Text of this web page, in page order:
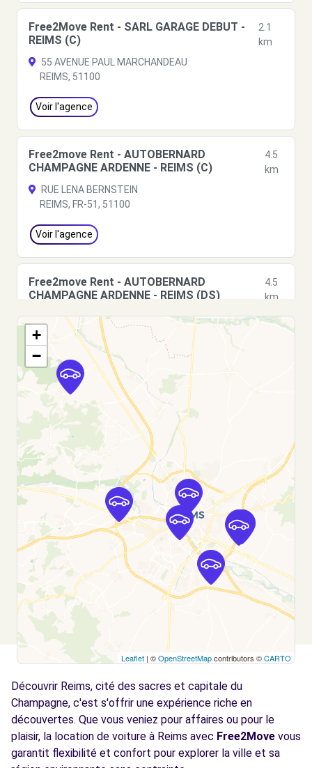
Free2Move Rent - SARL GARAGE DEBUT -
REIMS (C)
2.1
km
55 AVENUE PAUL MARCHANDEAU
REIMS, 51100
Voir l'agence
Free2move Rent - AUTOBERNARD
CHAMPAGNE ARDENNE - REIMS (C)
4.5
km
RUE LENA BERNSTEIN
REIMS, FR-51, 51100
Voir l'agence
Free2move Rent - AUTOBERNARD
CHAMPAGNE ARDENNE - REIMS (DS)
4.5
km
RUE LENA BERNSTEIN
REIMS, FR-51, 51100
Voir l'agence
Free2move Rent - MILLAUTO REIMS -
REIMS (P)
2 - 4 RUE LENA BERNSTEIN
REIMS, FR-51, 51100
Voir l'agence
Free2move Rent - REIMS AUTOMOBILES -
REIMS (LP)
1 Rue Léna Bernstein
REIMS, 51100
Voir l'agence
Free2move Rent - REIMS AUTOMOBILES -
4.6
rue Léna Bernstein
REIMS, FR-51, 51100
Voir l'agence
+
−
Leaflet | ©OpenStreetMapcontributors ©CARTO
Découvrir Reims, cité des sacres et capitale du
Champagne, c'est s'offrir une expérience riche en
découvertes. Que vous veniez pour affaires ou pour le
plaisir, la location de voiture à Reims avec Free2Move vous
garantit flexibilité et confort pour explorer la ville et sa